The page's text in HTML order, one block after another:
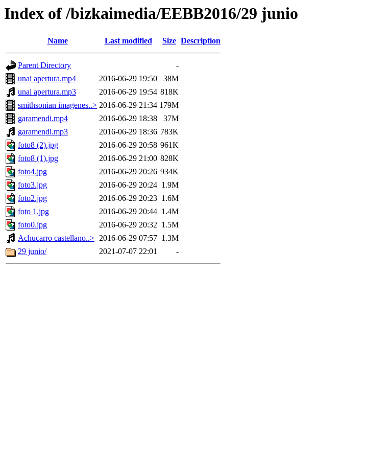
Index of /bizkaimedia/EEBB2016/29 junio
Name Last modified Size Description
Parent Directory
-
unai apertura.mp4
2016-06-29 19:50
38M
unai apertura.mp3
2016-06-29 19:54 818K
smithsonian imagenes..> 2016-06-29 21:34 179M
garamendi.mp4
2016-06-29 18:38
37M
garamendi.mp3
2016-06-29 18:36 783K
foto8 (2).jpg
2016-06-29 20:58 961K
foto8 (1).jpg
2016-06-29 21:00 828K
foto4.jpg
2016-06-29 20:26 934K
foto3.jpg
2016-06-29 20:24 1.9M
foto2.jpg
2016-06-29 20:23 1.6M
foto 1.jpg
2016-06-29 20:44 1.4M
foto0.jpg
2016-06-29 20:32 1.5M
Achucarro castellano..> 2016-06-29 07:57 1.3M
29 junio/
2021-07-07 22:01 -